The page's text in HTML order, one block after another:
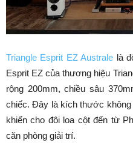
Triangle Esprit EZ Australe là
Esprit EZ của thương hiệu
rộng 200mm, chiều sâu
chiếc. Đây là kích thước không
khiến cho đôi loa cột đến từ
căn phòng giải trí.